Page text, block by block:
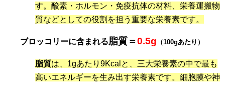
す。酸素・ホルモン・免疫抗体の材料、栄養運搬物
質などとしての役割を担う重要な栄養素です。
ブロッコリーに含まれる脂質＝0.5g （100gあたり）
脂質は、1gあたり9Kcalと、三大栄養素の中で最も
高いエネルギーを生み出す栄養素です。細胞膜や神